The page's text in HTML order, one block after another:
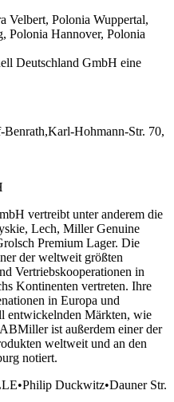
Velbert, Polonia Wuppertal,
Polonia Hannover, Polonia
Deutschland GmbH eine
Hohmann-Str. 70,
vertreibt unter anderem die
Lech, Miller Genuine
Premium Lager. Die
der weltweit größten
Vertriebskooperationen in
Kontinenten vertreten. Ihre
in Europa und
entwickelnden Märkten, wie
ist außerdem einer der
weltweit und an den
notiert.
Duckwitz•Dauner Str.